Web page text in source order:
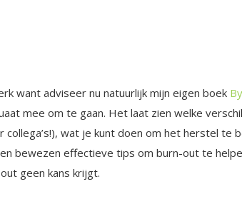
want adviseer nu natuurlijk mijn eigen boek
mee om te gaan. Het laat zien welke
collega’s!), wat je kunt doen om het herstel
bewezen effectieve tips om burn-out te
geen kans krijgt.